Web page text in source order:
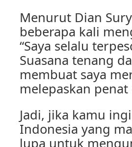
Menurut Dian
beberapa kali
“Saya selalu
Suasana tenang
membuat saya
melepaskan
Jadi, jika kamu
Indonesia yang
lupa untuk